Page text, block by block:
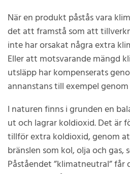
När en produkt påstås vara
det att framstå som att
inte har orsakat några extra
Eller att motsvarande mängd
utsläpp har kompenserats
annanstans till exempel
I naturen finns i grunden en
ut och lagrar koldioxid. Det är
tillför extra koldioxid, genom
bränslen som kol, olja och gas,
Påståendet ”klimatneutral”